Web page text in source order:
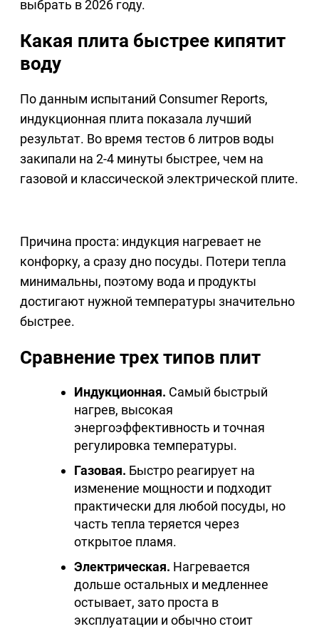
выбрать в 2026 году.
Какая плита быстрее кипятит
воду
По данным испытаний Consumer Reports,
индукционная плита показала лучший
результат. Во время тестов 6 литров воды
закипали на 2-4 минуты быстрее, чем на
газовой и классической электрической плите.
Причина проста: индукция нагревает не
конфорку, а сразу дно посуды. Потери тепла
минимальны, поэтому вода и продукты
достигают нужной температуры значительно
быстрее.
Сравнение трех типов плит
Индукционная. Самый быстрый
нагрев, высокая
энергоэффективность и точная
регулировка температуры.
Газовая. Быстро реагирует на
изменение мощности и подходит
практически для любой посуды, но
часть тепла теряется через
открытое пламя.
Электрическая. Нагревается
дольше остальных и медленнее
остывает, зато проста в
эксплуатации и обычно стоит